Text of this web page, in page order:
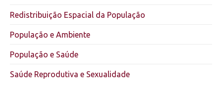
Redistribuição Espacial da População
População e Ambiente
População e Saúde
Saúde Reprodutiva e Sexualidade